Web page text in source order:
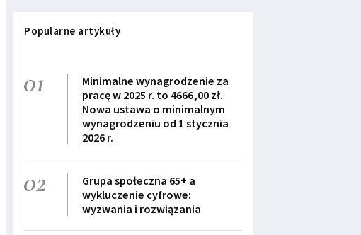
Popularne artykuły
01
Minimalne wynagrodzenie za
pracę w 2025 r. to 4666,00 zł.
Nowa ustawa o minimalnym
wynagrodzeniu od 1 stycznia
2026 r.
02
Grupa społeczna 65+ a
wykluczenie cyfrowe:
wyzwania i rozwiązania